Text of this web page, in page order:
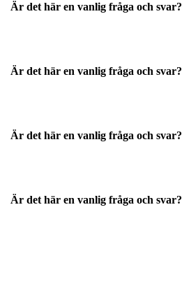
Är det här en vanlig fråga och svar?
Är det här en vanlig fråga och svar?
Är det här en vanlig fråga och svar?
Är det här en vanlig fråga och svar?